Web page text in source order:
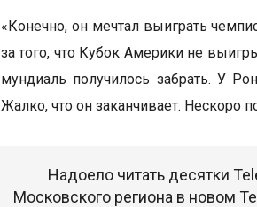
«Конечно, он мечтал выиграть
за того, что Кубок Америки не
мундиаль получилось забрать. У
Жалко, что он заканчивает. Нескоро
Надоело читать десятки
Московского региона в новом